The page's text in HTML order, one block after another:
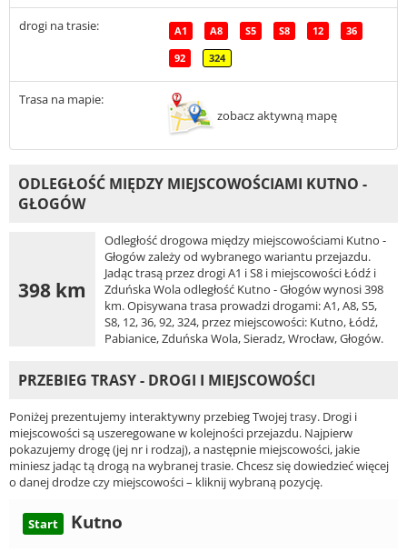
drogi na trasie: A1 A8 S5 S8 12 36
92 324
Trasa na mapie:
zobacz aktywną mapę
ODLEGŁOŚĆ MIĘDZY MIEJSCOWOŚCIAMI KUTNO -
GŁOGÓW
398 km
Odległość drogowa między miejscowościami Kutno -
Głogów zależy od wybranego wariantu przejazdu.
Jadąc trasą przez drogi A1 i S8 i miejscowości Łódź i
Zduńska Wola odległość Kutno - Głogów wynosi 398
km. Opisywana trasa prowadzi drogami: A1, A8, S5,
S8, 12, 36, 92, 324, przez miejscowości: Kutno, Łódź,
Pabianice, Zduńska Wola, Sieradz, Wrocław, Głogów.
PRZEBIEG TRASY - DROGI I MIEJSCOWOŚCI
Poniżej prezentujemy interaktywny przebieg Twojej trasy. Drogi i
miejscowości są uszeregowane w kolejności przejazdu. Najpierw
pokazujemy drogę (jej nr i rodzaj), a następnie miejscowości, jakie
miniesz jadąc tą drogą na wybranej trasie. Chcesz się dowiedzieć więcej
o danej drodze czy miejscowości – kliknij wybraną pozycję.
Start Kutno